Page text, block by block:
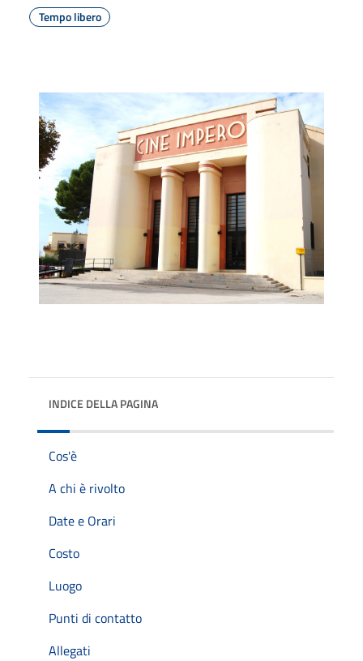
Tempo libero
INDICE DELLA PAGINA
Cos'è
A chi è rivolto
Date e Orari
Costo
Luogo
Punti di contatto
Allegati